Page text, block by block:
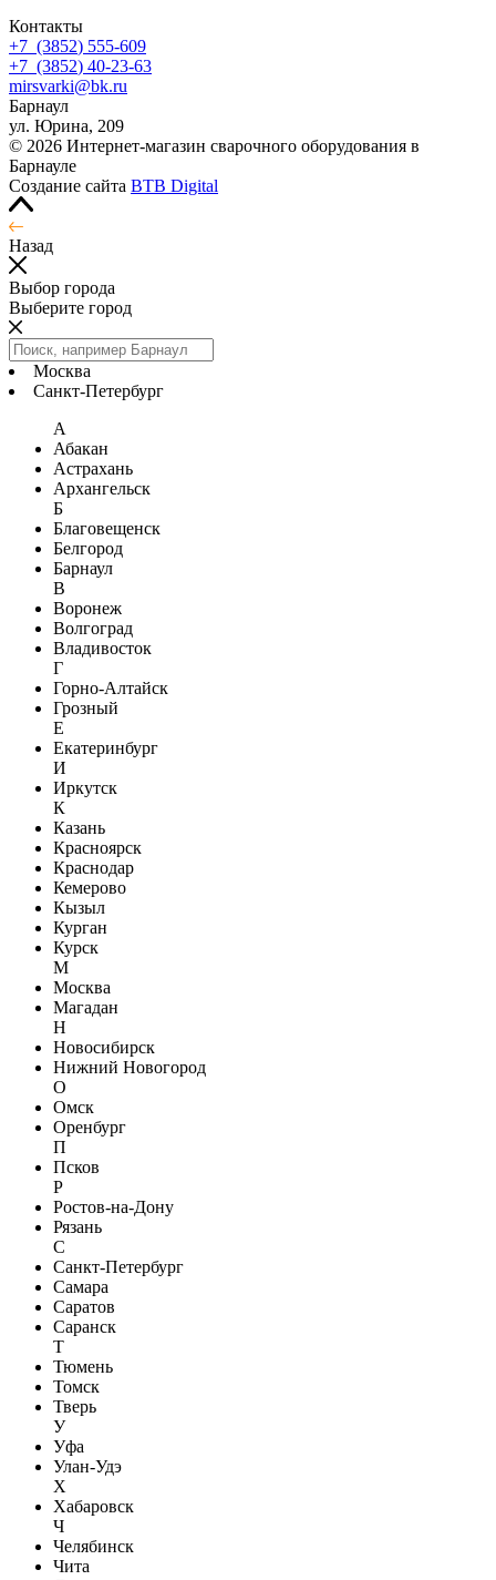
Контакты
+7 (3852) 555-609
+7 (3852) 40-23-63
mirsvarki@bk.ru
Барнаул
ул. Юрина, 209
© 2026 Интернет-магазин сварочного оборудования в
Барнауле
Создание сайта BTB Digital
Назад
Выбор города
Выберите город
Москва
Санкт-Петербург
А
Абакан
Астрахань
Архангельск
Б
Благовещенск
Белгород
Барнаул
В
Воронеж
Волгоград
Владивосток
Г
Горно-Алтайск
Грозный
Е
Екатеринбург
И
Иркутск
К
Казань
Красноярск
Краснодар
Кемерово
Кызыл
Курган
Курск
М
Москва
Магадан
Н
Новосибирск
Нижний Новогород
О
Омск
Оренбург
П
Псков
Р
Ростов-на-Дону
Рязань
С
Санкт-Петербург
Самара
Саратов
Саранск
Т
Тюмень
Томск
Тверь
У
Уфа
Улан-Удэ
Х
Хабаровск
Ч
Челябинск
Чита